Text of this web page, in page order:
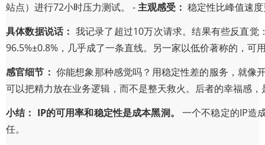
站点）进行72小时压力测试。 -主观感受： 稳定性比峰值速
具体数据说话： 我记录了超过10万次请求。结果有些反直觉
96.5%±0.8%，几乎成了一条直线。另一家以低价著称的，可
感官细节： 你能想象那种感觉吗？用稳定性差的服务，就像
可以把精力放在业务逻辑，而不是整天救火。后者的幸福感
小结： IP的可用率和稳定性是成本黑洞。
一个不稳定的IP造
任。